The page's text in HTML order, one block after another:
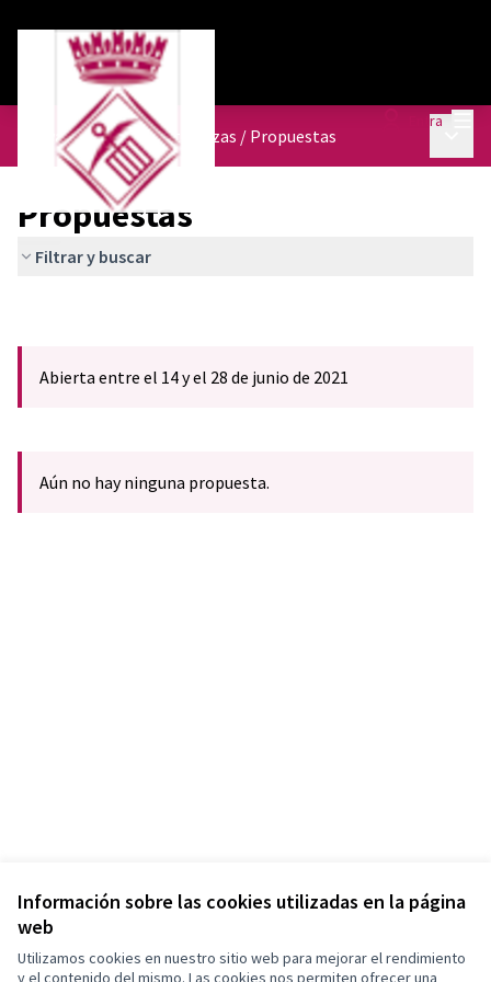
Información sobre las cookies utilizadas en la página
web
Utilizamos cookies en nuestro sitio web para mejorar el rendimiento
y el contenido del mismo. Las cookies nos permiten ofrecer una
Entra
Nueva Ordenanza de terrazas / Propuestas
Propuestas
Filtrar y buscar
Abierta entre el 14 y el 28 de junio de 2021
Aún no hay ninguna propuesta.